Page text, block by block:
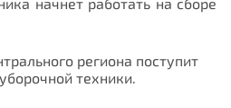
начнет работать на сборе
региона поступит
техники.